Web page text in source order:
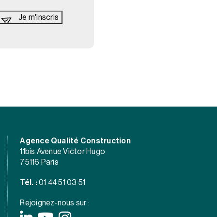
Agence Qualité Construction
11bis Avenue Victor Hugo
75116 Paris
Tél. : 01 44 51 03 51
Rejoignez-nous sur :